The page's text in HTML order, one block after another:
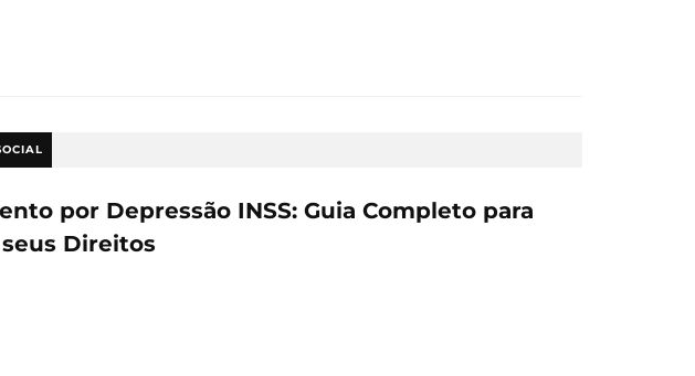
por Depressão INSS: Guia Completo para
Direitos